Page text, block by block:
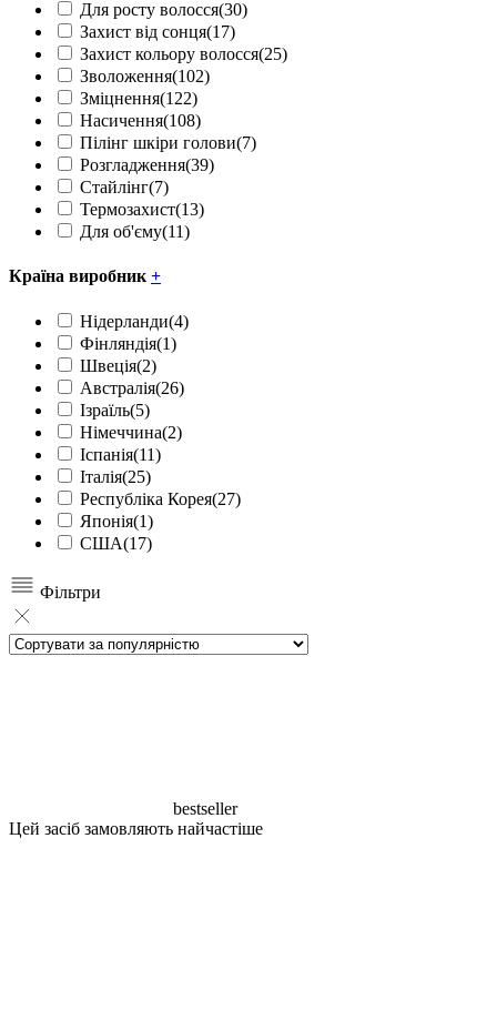
Для росту волосся(30)
Захист від сонця(17)
Захист кольору волосся(25)
Зволоження(102)
Зміцнення(122)
Насичення(108)
Пілінг шкіри голови(7)
Розгладження(39)
Стайлінг(7)
Термозахист(13)
Для об'єму(11)
Країна виробник +
Нідерланди(4)
Фінляндія(1)
Швеція(2)
Австралія(26)
Ізраїль(5)
Німеччина(2)
Іспанія(11)
Італія(25)
Республіка Корея(27)
Японія(1)
США(17)
Фільтри
bestseller
Цей засіб замовляють найчастіше